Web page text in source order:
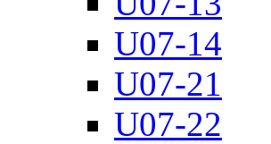
U07-14
U07-21
U07-22